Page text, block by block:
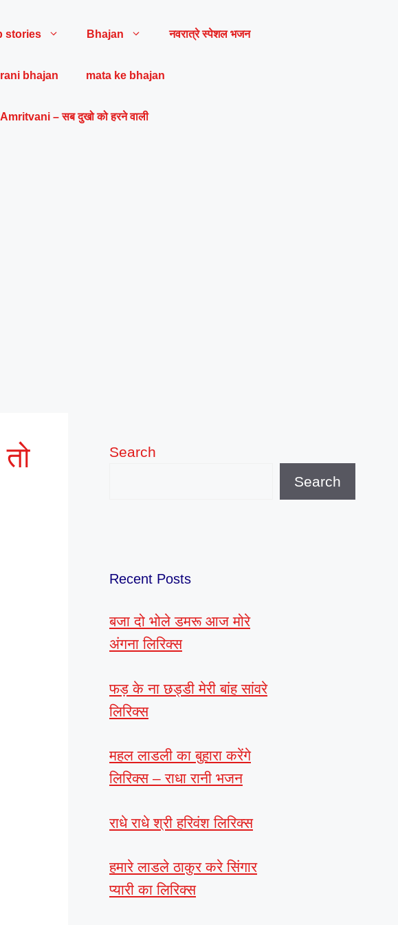
stories Bhajan नवरात्रे स्पेशल भजन
bhajan mata ke bhajan
Amritvani – सब दुखो को हरने वाली
Search
Search
Recent Posts
बजा दो भोले डमरू आज मोरे
अंगना लिरिक्स
फड़ के ना छड्डी मेरी बांह सांवरे
लिरिक्स
महल लाडली का बुहारा करेंगे
लिरिक्स – राधा रानी भजन
राधे राधे श्री हरिवंश लिरिक्स
हमारे लाडले ठाकुर करे सिंगार
प्यारी का लिरिक्स